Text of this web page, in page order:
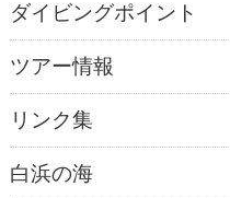
ダイビングポイント
ツアー情報
リンク集
白浜の海